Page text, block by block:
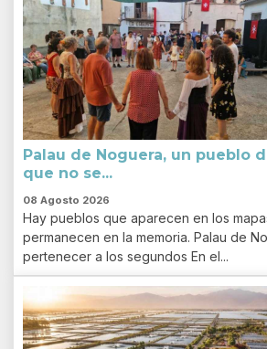
Palau de Noguera, un pueblo
que no se...
08 Agosto 2026
Hay pueblos que aparecen en los
permanecen en la memoria. Palau de
pertenecer a los segundos En el...